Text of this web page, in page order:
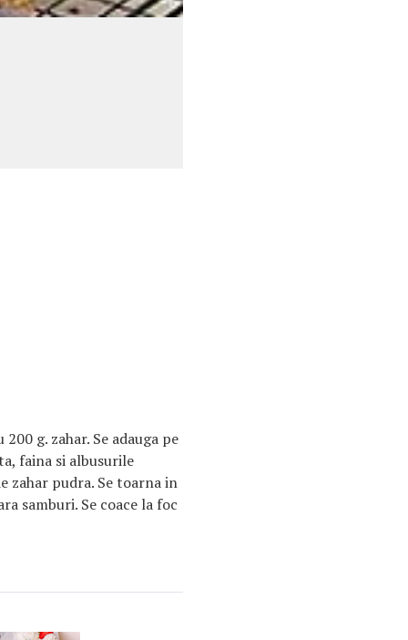
g. zahar. Se adauga pe
faina si albusurile
zahar pudra. Se toarna in
samburi. Se coace la foc